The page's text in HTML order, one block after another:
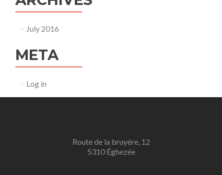
July 2016
META
Log in
Route de la bruyère, 12
5310 Éghezée